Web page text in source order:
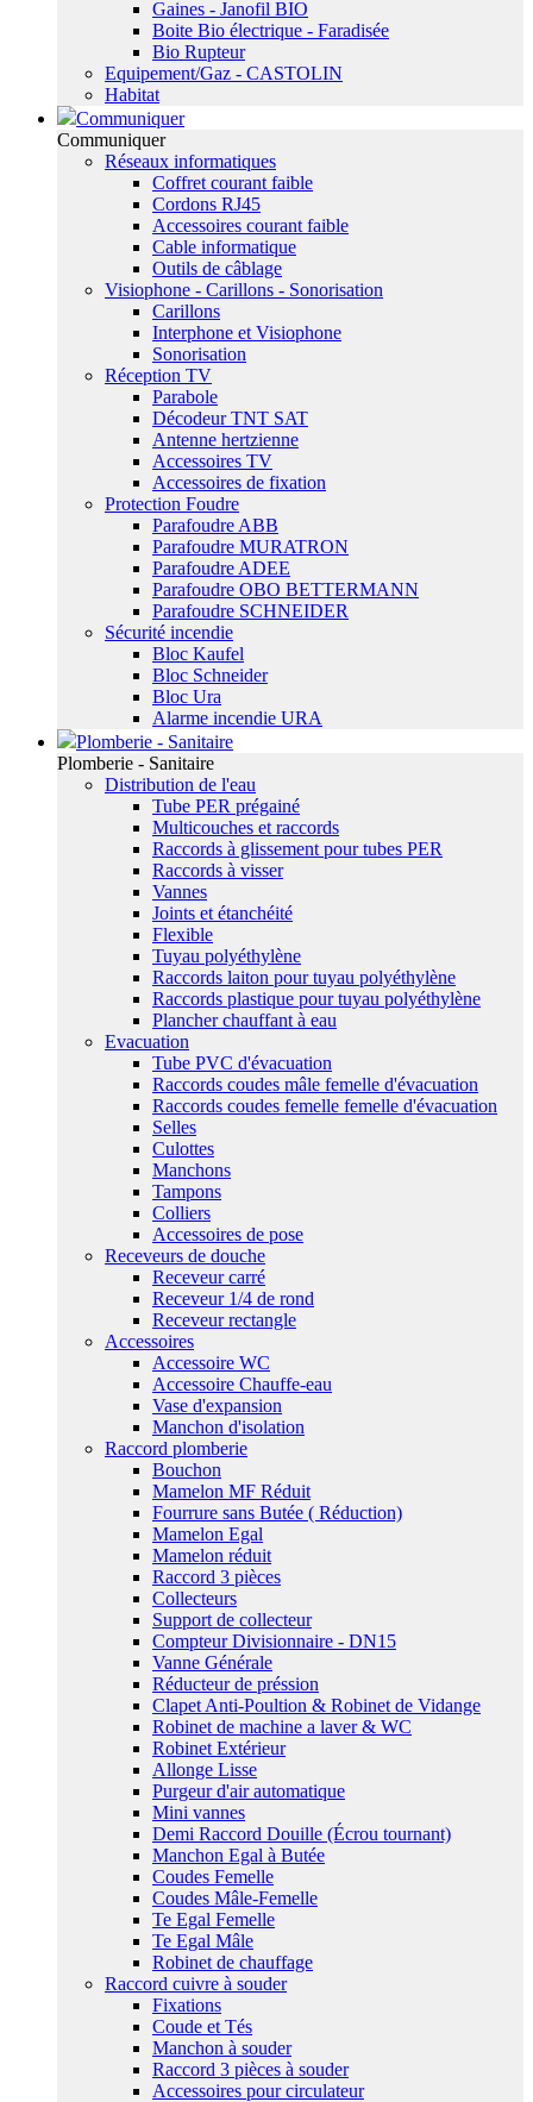
Gaines - Janofil BIO
Boite Bio électrique - Faradisée
Bio Rupteur
Equipement/Gaz - CASTOLIN
Habitat
Communiquer
Communiquer
Réseaux informatiques
Coffret courant faible
Cordons RJ45
Accessoires courant faible
Cable informatique
Outils de câblage
Visiophone - Carillons - Sonorisation
Carillons
Interphone et Visiophone
Sonorisation
Réception TV
Parabole
Décodeur TNT SAT
Antenne hertzienne
Accessoires TV
Accessoires de fixation
Protection Foudre
Parafoudre ABB
Parafoudre MURATRON
Parafoudre ADEE
Parafoudre OBO BETTERMANN
Parafoudre SCHNEIDER
Sécurité incendie
Bloc Kaufel
Bloc Schneider
Bloc Ura
Alarme incendie URA
Plomberie - Sanitaire
Plomberie - Sanitaire
Distribution de l'eau
Tube PER prégainé
Multicouches et raccords
Raccords à glissement pour tubes PER
Raccords à visser
Vannes
Joints et étanchéité
Flexible
Tuyau polyéthylène
Raccords laiton pour tuyau polyéthylène
Raccords plastique pour tuyau polyéthylène
Plancher chauffant à eau
Evacuation
Tube PVC d'évacuation
Raccords coudes mâle femelle d'évacuation
Raccords coudes femelle femelle d'évacuation
Selles
Culottes
Manchons
Tampons
Colliers
Accessoires de pose
Receveurs de douche
Receveur carré
Receveur 1/4 de rond
Receveur rectangle
Accessoires
Accessoire WC
Accessoire Chauffe-eau
Vase d'expansion
Manchon d'isolation
Raccord plomberie
Bouchon
Mamelon MF Réduit
Fourrure sans Butée ( Réduction)
Mamelon Egal
Mamelon réduit
Raccord 3 pièces
Collecteurs
Support de collecteur
Compteur Divisionnaire - DN15
Vanne Générale
Réducteur de préssion
Clapet Anti-Poultion & Robinet de Vidange
Robinet de machine a laver & WC
Robinet Extérieur
Allonge Lisse
Purgeur d'air automatique
Mini vannes
Demi Raccord Douille (Écrou tournant)
Manchon Egal à Butée
Coudes Femelle
Coudes Mâle-Femelle
Te Egal Femelle
Te Egal Mâle
Robinet de chauffage
Raccord cuivre à souder
Fixations
Coude et Tés
Manchon à souder
Raccord 3 pièces à souder
Accessoires pour circulateur